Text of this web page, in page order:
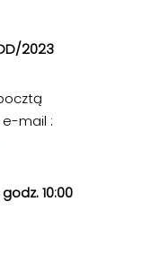
2023
mail :
10:00